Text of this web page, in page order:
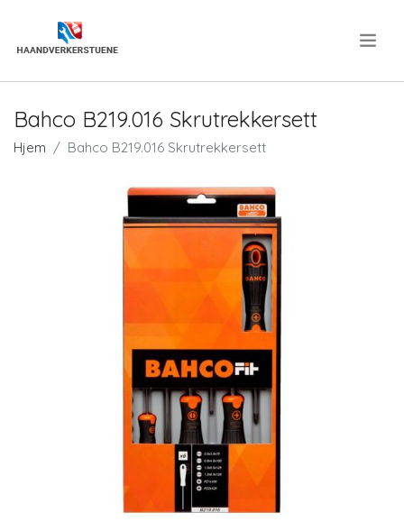
Bahco B219.016 Skrutrekkersett
Hjem Bahco B219.016 Skrutrekkersett